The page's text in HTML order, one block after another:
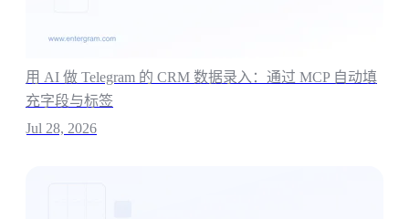
用 AI 做 Telegram 的 CRM 数据录入：通过 MCP 自动填
充字段与标签
Jul 28, 2026